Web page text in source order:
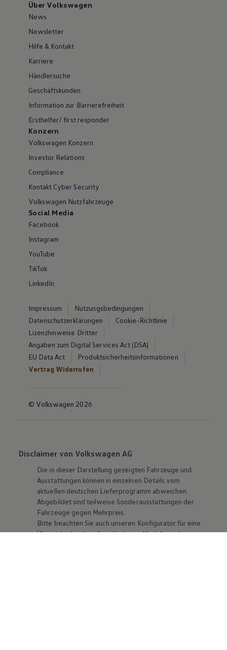
Über Volkswagen
News
Newsletter
Hilfe & Kontakt
Karriere
Händlersuche
Geschäftskunden
Information zur Barrierefreiheit
Ersthelfer/ first responder
Konzern
Volkswagen Konzern
Investor Relations
Compliance
Kontakt Cyber Security
Volkswagen Nutzfahrzeuge
Social Media
Facebook
Instagram
YouTube
TikTok
LinkedIn
Impressum
Nutzungsbedingungen
Datenschutzerklärungen
Cookie-Richtlinie
Lizenzhinweise Dritter
Angaben zum Digital Services Act (DSA)
EU Data Act
Produktsicherheitsinformationen
Vertrag Widerrufen
© Volkswagen 2026
Disclaimer von Volkswagen AG
Die in dieser Darstellung gezeigten Fahrzeuge und
Ausstattungen können in einzelnen Details vom
aktuellen deutschen Lieferprogramm abweichen.
Abgebildet sind teilweise Sonderausstattungen der
Fahrzeuge gegen Mehrpreis.
Bitte beachten Sie auch unseren Konfigurator für eine
Übersicht der aktuell verfügbaren Modelle und